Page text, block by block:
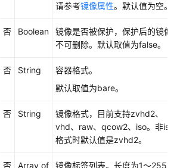
请参考镜像属性。默认值为空。
否 Boolean
镜像是否被保护，保护后的镜像
不可删除。默认取值为false。
否 String
容器格式。
默认取值为bare。
否 String
镜像格式，目前支持zvhd2、
vhd、raw、qcow2、iso。 非iso
格式时默认值是zvhd2。
否
Array of
镜像标签列表。长度为1～255